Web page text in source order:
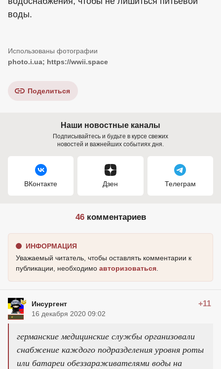
воды.
photo.i.ua; https://wwii.space
Поделиться
Наши новостные каналы
Подписывайтесь и будьте в курсе свежих
новостей и важнейших событиях дня.
ВКонтакте Дзен Телеграм
46комментариев
ИНФОРМАЦИЯ
Уважаемый читатель, чтобы оставлять комментарии к
публикации, необходимо авторизоваться
Инсургент +11
16 декабря 2020 09:02
германские медицинские службы организовали
снабжение каждого подразделения уровня роты
или батареи обеззараживателями воды на